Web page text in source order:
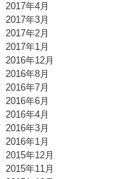
2017年4月
2017年3月
2017年2月
2017年1月
2016年12月
2016年8月
2016年7月
2016年6月
2016年4月
2016年3月
2016年1月
2015年12月
2015年11月